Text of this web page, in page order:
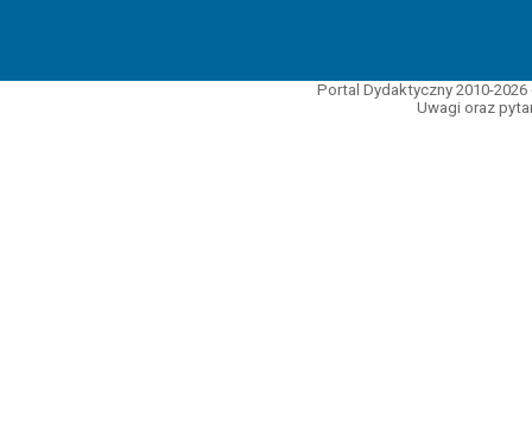
Portal Dydaktyczny 2010-
Uwagi oraz